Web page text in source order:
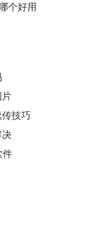
个好用
片
技巧
决
件